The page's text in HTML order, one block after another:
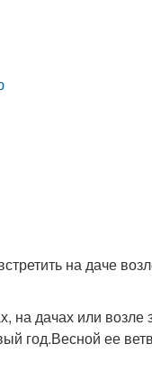
на даче
дачах или возле
год.Весной ее